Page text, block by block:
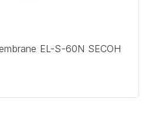
EL-S-60N SECOH